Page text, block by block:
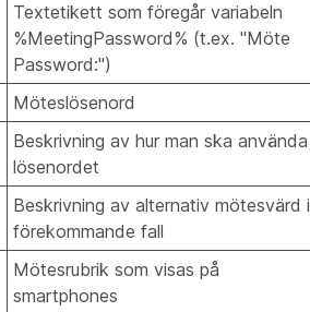
Textetikett som föregår variabeln
%MeetingPassword% (t.ex. "Möte
Password:")
Möteslösenord
Beskrivning av hur man ska använda
lösenordet
Beskrivning av alternativ mötesvärd i
förekommande fall
Mötesrubrik som visas på
smartphones